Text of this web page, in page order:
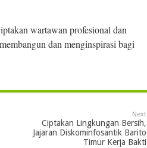
wartawan profesional dan
dan menginspirasi bagi
Next
Ciptakan Lingkungan Bersih,
Jajaran Diskominfosantik Barito
Timur Kerja Bakti